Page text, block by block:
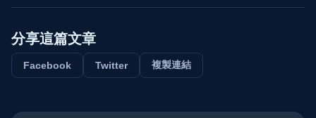
分享這篇文章
Facebook Twitter 複製連結